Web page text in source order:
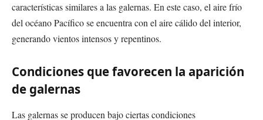
características similares a las galernas. En este caso, el aire frío
del océano Pacífico se encuentra con el aire cálido del interior,
generando vientos intensos y repentinos.
Condiciones que favorecen la aparición
de galernas
Las galernas se producen bajo ciertas condiciones